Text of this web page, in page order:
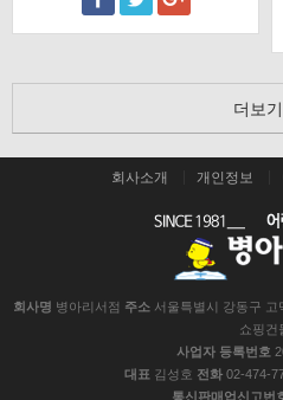
더보
회사소개 개인정보
회사명 병아리서점 주소 서울특별시 강동구
쇼핑건
사업자 등록번호
대표 김성호 전화 02-474-
통신판매업신고번